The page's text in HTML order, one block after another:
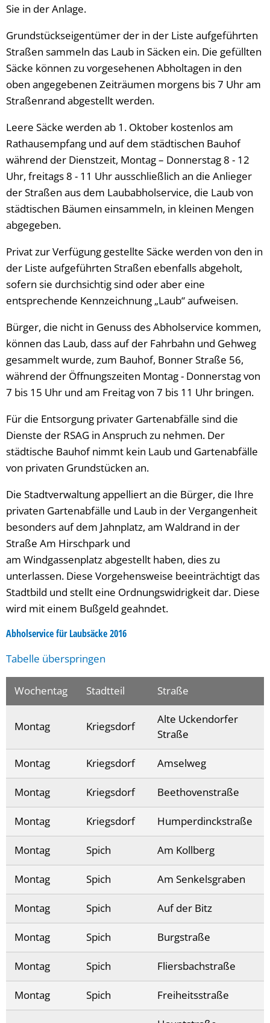
Sie in der Anlage.
Grundstückseigentümer der in der Liste aufgeführten
Straßen sammeln das Laub in Säcken ein. Die gefüllten
Säcke können zu vorgesehenen Abholtagen in den
oben angegebenen Zeiträumen morgens bis 7 Uhr am
Straßenrand abgestellt werden.
Leere Säcke werden ab 1. Oktober kostenlos am
Rathausempfang und auf dem städtischen Bauhof
während der Dienstzeit, Montag – Donnerstag 8 - 12
Uhr, freitags 8 - 11 Uhr ausschließlich an die Anlieger
der Straßen aus dem Laubabholservice, die Laub von
städtischen Bäumen einsammeln, in kleinen Mengen
abgegeben.
Privat zur Verfügung gestellte Säcke werden von den in
der Liste aufgeführten Straßen ebenfalls abgeholt,
sofern sie durchsichtig sind oder aber eine
entsprechende Kennzeichnung „Laub“ aufweisen.
Bürger, die nicht in Genuss des Abholservice kommen,
können das Laub, dass auf der Fahrbahn und Gehweg
gesammelt wurde, zum Bauhof, Bonner Straße 56,
während der Öffnungszeiten Montag - Donnerstag von
7 bis 15 Uhr und am Freitag von 7 bis 11 Uhr bringen.
Für die Entsorgung privater Gartenabfälle sind die
Dienste der RSAG in Anspruch zu nehmen. Der
städtische Bauhof nimmt kein Laub und Gartenabfälle
von privaten Grundstücken an.
Die Stadtverwaltung appelliert an die Bürger, die Ihre
privaten Gartenabfälle und Laub in der Vergangenheit
besonders auf dem Jahnplatz, am Waldrand in der
Straße Am Hirschpark und
am Windgassenplatz abgestellt haben, dies zu
unterlassen. Diese Vorgehensweise beeinträchtigt das
Stadtbild und stellt eine Ordnungswidrigkeit dar. Diese
wird mit einem Bußgeld geahndet.
Abholservice für Laubsäcke 2016
Tabelle überspringen
Wochentag Stadtteil Straße
Montag Kriegsdorf
Alte Uckendorfer
Straße
Montag Kriegsdorf Amselweg
Montag Kriegsdorf Beethovenstraße
Montag Kriegsdorf Humperdinckstraße
Montag Spich Am Kollberg
Montag Spich Am Senkelsgraben
Montag Spich Auf der Bitz
Montag Spich Burgstraße
Montag Spich Fliersbachstraße
Montag Spich Freiheitsstraße